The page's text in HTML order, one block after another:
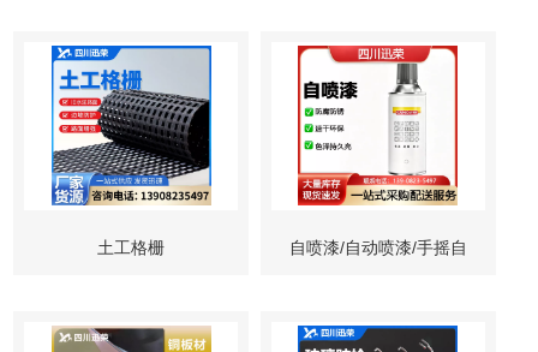
土工格栅 自喷漆/自动喷漆/手摇自